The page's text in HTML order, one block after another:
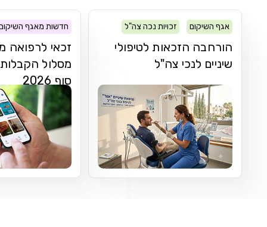
אגף השיקום זכויות נכה צה"ל
הורחבה הזכאות לטיפולי
שיניים לנכי צה"ל
חדשות מאגף
זכאי לרפואה
מסלול
סוף 2026